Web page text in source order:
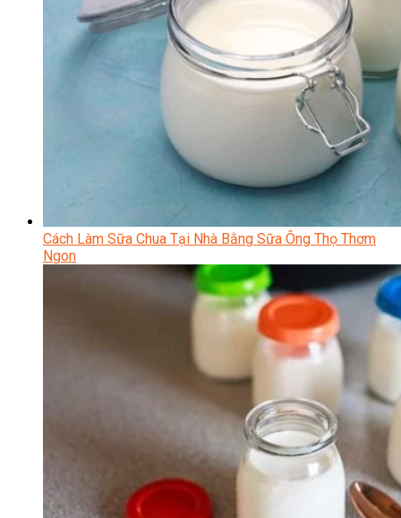
Cách Làm Sữa Chua Tại Nhà Bằng Sữa Ông Thọ Thơm
Ngon